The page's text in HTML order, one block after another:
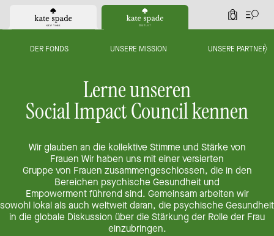
0
DER FONDS UNSERE MISSION UNSERE PARTNER
Lerne unseren
Social Impact Council kennen
Wir glauben an die kollektive Stimme und Stärke von
Frauen Wir haben uns mit einer versierten
Gruppe von Frauen zusammengeschlossen, die in den
Bereichen psychische Gesundheit und
Empowerment führend sind. Gemeinsam arbeiten wir
sowohl lokal als auch weltweit daran, die psychische Gesundheit
in die globale Diskussion über die Stärkung der Rolle der Frau
einzubringen.